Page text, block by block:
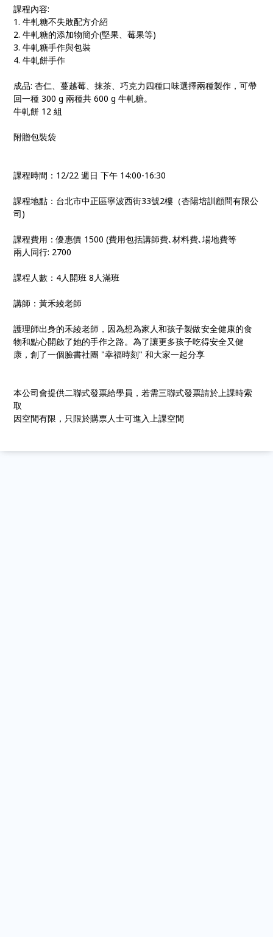
課程內容:
1. 牛軋糖不失敗配方介紹
2. 牛軋糖的添加物簡介(堅果、莓果等)
3. 牛軋糖手作與包裝
4. 牛軋餅手作
成品: 杏仁、蔓越莓、抹茶、巧克力四種口味選擇兩種製作，可帶
回一種 300 g 兩種共 600 g 牛軋糖。
牛軋餅 12 組
附贈包裝袋
課程時間：12/22 週日 下午 14:00-16:30
課程地點：台北市中正區寧波西街33號2樓（杏陽培訓顧問有限公
司)
課程費用：優惠價 1500 (費用包括講師費､材料費､場地費等
兩人同行: 2700
課程人數：4人開班 8人滿班
講師：黃禾綾老師
護理師出身的禾綾老師，因為想為家人和孩子製做安全健康的食
物和點心開啟了她的手作之路。為了讓更多孩子吃得安全又健
康，創了一個臉書社團 "幸福時刻" 和大家一起分享
本公司會提供二聯式發票給學員，若需三聯式發票請於上課時索
取
因空間有限，只限於購票人士可進入上課空間